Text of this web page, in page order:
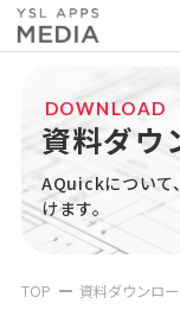
DOWNLOAD
資料ダウ
AQuickについて
けます。
TOP 資料ダウンロ